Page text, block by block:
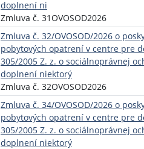
doplnení ni
Zmluva č. 31OVOSOD2026
Zmluva č. 32/OVOSOD/2026 o
pobytových opatrení v centre pre
305/2005 Z. z. o sociálnoprávnej
doplnení niektorý
Zmluva č. 32OVOSOD2026
Zmluva č. 34/OVOSOD/2026 o
pobytových opatrení v centre pre
305/2005 Z. z. o sociálnoprávnej
doplnení niektorý